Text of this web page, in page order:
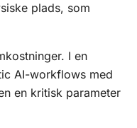
plads, som
I en
AI-workflows med
en kritisk parameter